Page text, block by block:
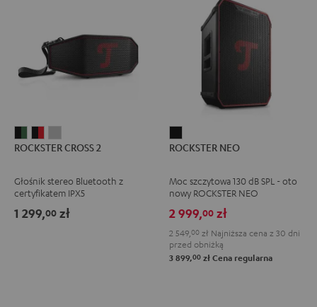
CROSS
Black
&
Green
CROSS
Black
Red
CROSS
Light
ROCKSTER CROSS 2
Głośnik stereo Bluetooth z
certyfikatem IPX5
1 299,00 zł
NEO
ROCKSTER NEO
Moc szczytowa 130 dB SPL - oto
nowy ROCKSTER NEO
2 999,00 zł
2 549,00 zł Najniższa cena z 30 dni
przed obniżką
3 899,00 zł Cena regularna